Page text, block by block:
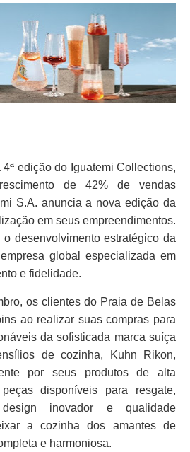
edição do Iguatemi Collections,
de 42% de vendas
S.A. anuncia a nova edição da
em seus empreendimentos.
desenvolvimento estratégico da
global especializada em
e fidelidade.
os clientes do Praia de Belas
ao realizar suas compras para
da sofisticada marca suíça
de cozinha, Kuhn Rikon,
por seus produtos de alta
disponíveis para resgate,
inovador e qualidade
a cozinha dos amantes de
e harmoniosa.